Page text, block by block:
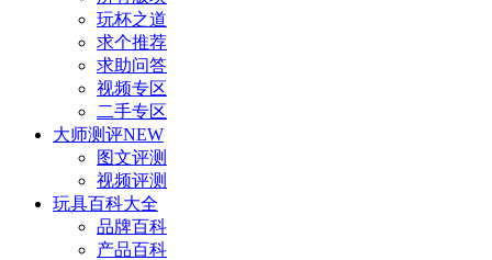
玩杯之道
求个推荐
求助问答
视频专区
二手专区
大师测评NEW
图文评测
视频评测
玩具百科大全
品牌百科
产品百科